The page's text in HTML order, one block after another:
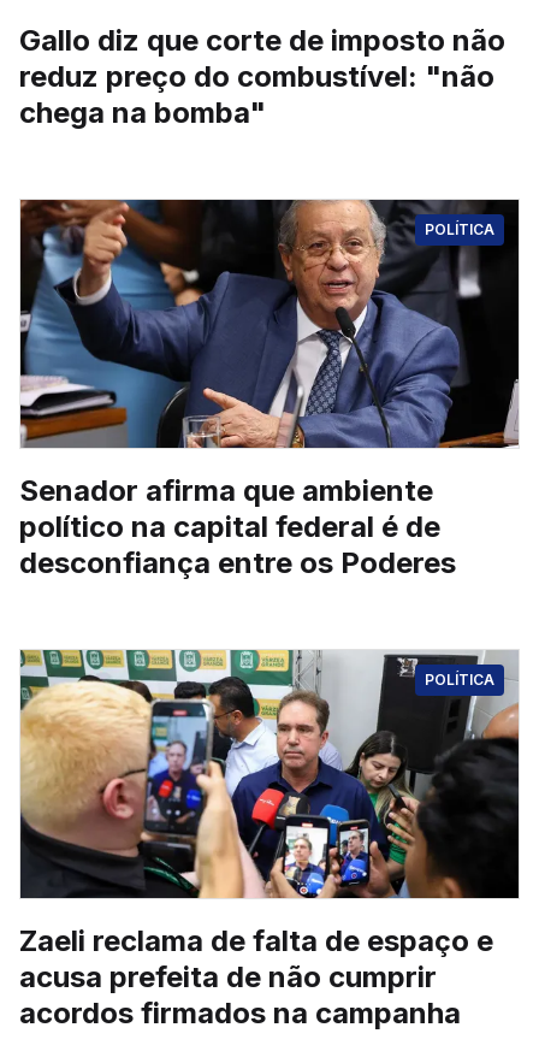
Gallo diz que corte de imposto não
reduz preço do combustível: "não
chega na bomba"
POLÍTICA
Senador afirma que ambiente
político na capital federal é de
desconfiança entre os Poderes
POLÍTICA
Zaeli reclama de falta de espaço e
acusa prefeita de não cumprir
acordos firmados na campanha